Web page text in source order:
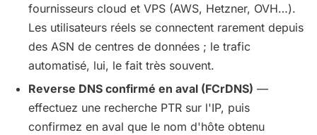
fournisseurs cloud et VPS (AWS, Hetzner, OVH…).
Les utilisateurs réels se connectent rarement depuis
des ASN de centres de données ; le trafic
automatisé, lui, le fait très souvent.
Reverse DNS confirmé en aval (FCrDNS) —
effectuez une recherche PTR sur l'IP, puis
confirmez en aval que le nom d'hôte obtenu